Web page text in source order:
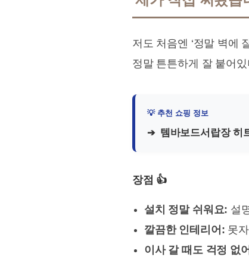
저도 처음엔 ‘정말 벽에
정말 튼튼하게 잘 붙어
템바보드서랍장 히
장점 👍
설치 정말 쉬워요: 설
깔끔한 인테리어: 못
이사 갈 때도 걱정 없